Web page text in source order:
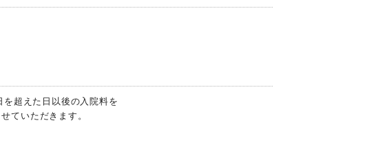
超えた日以後の入院料を
ていただきます。